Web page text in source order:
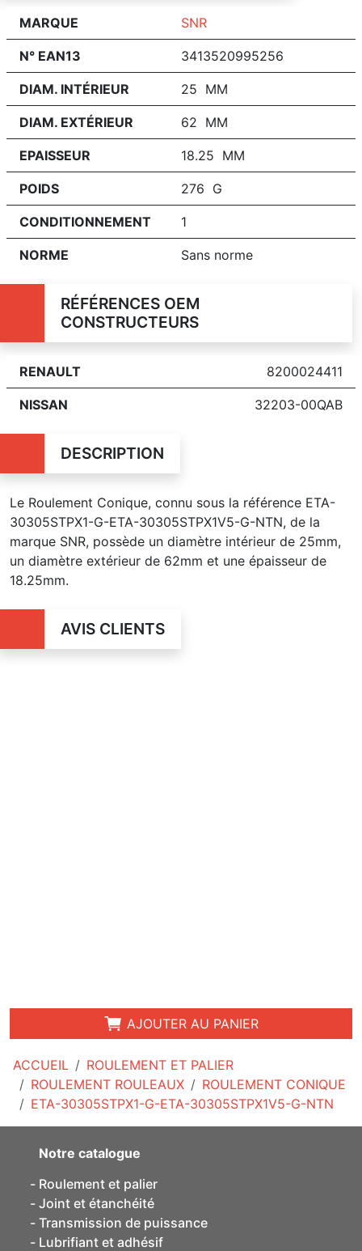
ACCUEIL
ROULEMENT ET PALIER
ROULEMENT ROULEAUX
ROULEMENT CONIQUE
ETA-30305STPX1-G-ETA-30305STPX1V5-G-NTN
MARQUE SNR
N° EAN13 3413520995256
DIAM. INTÉRIEUR 25 MM
DIAM. EXTÉRIEUR 62 MM
EPAISSEUR 18.25 MM
POIDS 276 G
CONDITIONNEMENT 1
NORME Sans norme
RÉFÉRENCES OEM
CONSTRUCTEURS
RENAULT 8200024411
NISSAN 32203-00QAB
DESCRIPTION
Le Roulement Conique, connu sous la référence ETA-
30305STPX1-G-ETA-30305STPX1V5-G-NTN, de la
marque SNR, possède un diamètre intérieur de 25mm,
un diamètre extérieur de 62mm et une épaisseur de
18.25mm.
AVIS CLIENTS
AJOUTER AU PANIER
Notre catalogue
Roulement et palier
Joint et étanchéité
Transmission de puissance
Lubrifiant et adhésif